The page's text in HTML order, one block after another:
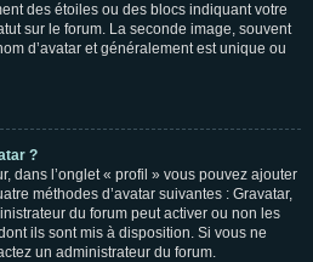
des étoiles ou des blocs indiquant votre
sur le forum. La seconde image, souvent
d’avatar et généralement est unique ou
?
dans l’onglet « profil » vous pouvez ajouter
méthodes d’avatar suivantes : Gravatar,
du forum peut activer ou non les
ils sont mis à disposition. Si vous ne
un administrateur du forum.